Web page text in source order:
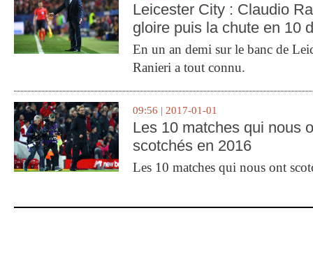
Leicester City : Claudio
gloire puis la chute en 10
En un an demi sur le banc de
Ranieri a tout connu.
09:56 | 2017-01-01
Les 10 matches qui nous
scotchés en 2016
Les 10 matches qui nous ont